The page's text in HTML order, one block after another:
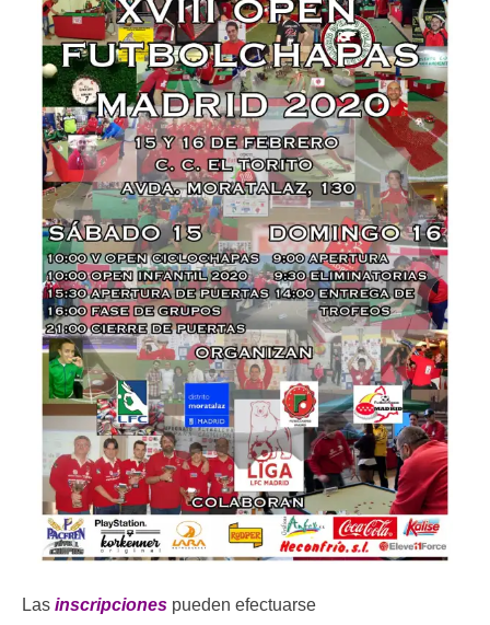
Las inscripciones pueden efectuarse